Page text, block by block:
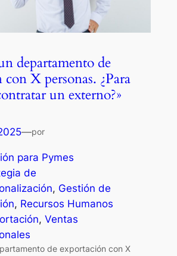
departamento de
X personas. ¿Para
un externo?»
—por
para Pymes
de
, Gestión de
, Recursos Humanos
, Ventas
de exportación con X